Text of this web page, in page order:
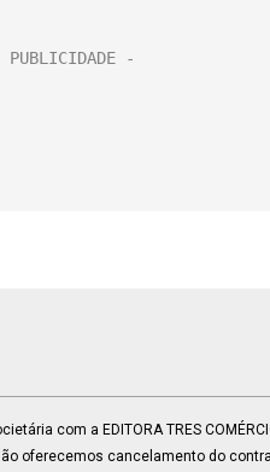
com a EDITORA TRES
oferecemos cancelamento do